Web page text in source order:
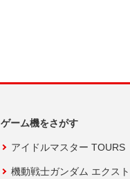
ゲーム機をさがす
アイドルマスター TOURS
機動戦士ガンダム エクス